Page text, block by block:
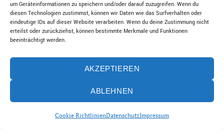
um Geräteinformationen zu speichern und/oder darauf zuzugreifen. Wenn du
diesen Technologien zustimmst, können wir Daten wie das Surfverhalten oder
eindeutige IDs auf dieser Website verarbeiten. Wenn du deine Zustimmung nicht
erteilst oder zurückziehst, können bestimmte Merkmale und Funktionen
beeinträchtigt werden.
AKZEPTIEREN
ABLEHNEN
Cookie RichtlinienDatenschutzImpressum
Die 10 besten Batman-Stories aller
Zeiten
THE BEST OF THE
BAT – TEIL 5
Die 10 besten Batman-Stories aller
Zeiten
THE BEST OF THE